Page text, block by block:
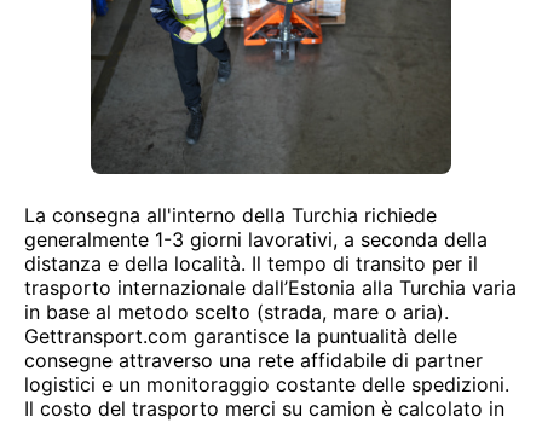
La consegna all'interno della Turchia richiede
generalmente 1-3 giorni lavorativi, a seconda della
distanza e della località. Il tempo di transito per il
trasporto internazionale dall’Estonia alla Turchia varia
in base al metodo scelto (strada, mare o aria).
Gettransport.com garantisce la puntualità delle
consegne attraverso una rete affidabile di partner
logistici e un monitoraggio costante delle spedizioni.
Il costo del trasporto merci su camion è calcolato in